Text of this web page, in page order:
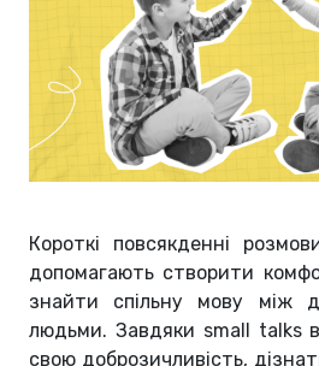
Короткі повсякденні
допомагають створити
знайти спільну мову між
людьми. Завдяки small talks
свою доброзичливість,